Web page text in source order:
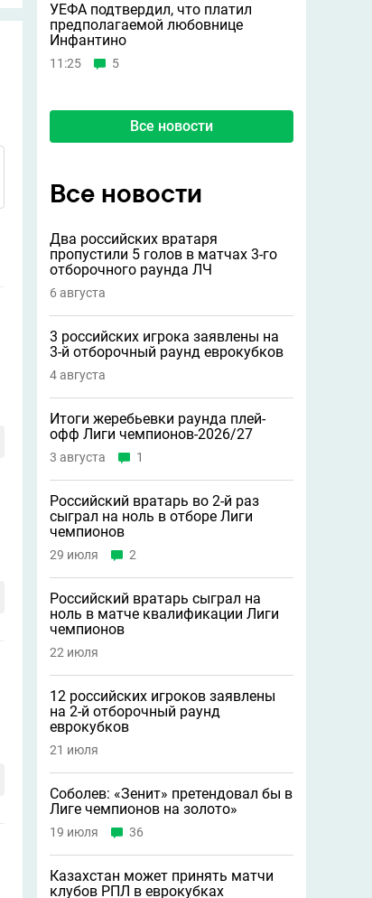
УЕФА подтвердил, что платил
предполагаемой любовнице
Инфантино
11:25 5
Все новости
Все новости
Два российских вратаря
пропустили 5 голов в матчах 3-го
отборочного раунда ЛЧ
6 августа
3 российских игрока заявлены на
3-й отборочный раунд еврокубков
4 августа
Итоги жеребьевки раунда плей-
офф Лиги чемпионов-2026/27
3 августа 1
Российский вратарь во 2-й раз
сыграл на ноль в отборе Лиги
чемпионов
29 июля 2
Российский вратарь сыграл на
ноль в матче квалификации Лиги
чемпионов
22 июля
12 российских игроков заявлены
на 2-й отборочный раунд
еврокубков
21 июля
Соболев: «Зенит» претендовал бы в
Лиге чемпионов на золото»
19 июля 36
Казахстан может принять матчи
клубов РПЛ в еврокубках